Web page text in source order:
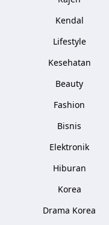
Kendal
Lifestyle
Kesehatan
Beauty
Fashion
Bisnis
Elektronik
Hiburan
Korea
Drama Korea